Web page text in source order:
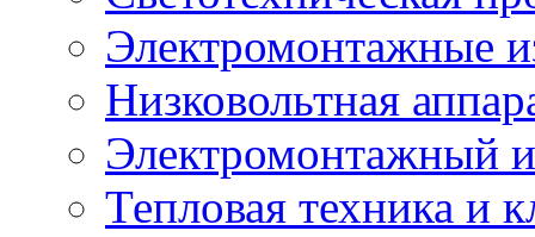
Электромонтажные
Низковольтная
Электромонтажный
Тепловая техника и